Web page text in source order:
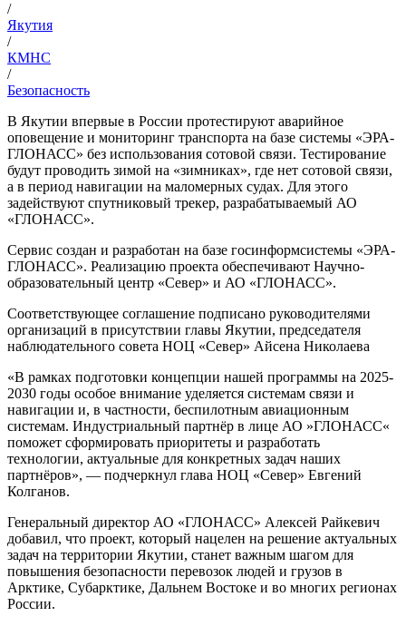
/
Якутия
/
КМНС
/
Безопасность
В Якутии впервые в России протестируют аварийное
оповещение и мониторинг транспорта на базе системы «ЭРА-
ГЛОНАСС» без использования сотовой связи. Тестирование
будут проводить зимой на «зимниках», где нет сотовой связи,
а в период навигации на маломерных судах. Для этого
задействуют спутниковый трекер, разрабатываемый АО
«ГЛОНАСС».
Сервис создан и разработан на базе госинформсистемы «ЭРА-
ГЛОНАСС». Реализацию проекта обеспечивают Научно-
образовательный центр «Север» и АО «ГЛОНАСС».
Соответствующее соглашение подписано руководителями
организаций в присутствии главы Якутии, председателя
наблюдательного совета НОЦ «Север» Айсена Николаева
«В рамках подготовки концепции нашей программы на 2025-
2030 годы особое внимание уделяется системам связи и
навигации и, в частности, беспилотным авиационным
системам. Индустриальный партнёр в лице АО »ГЛОНАСС«
поможет сформировать приоритеты и разработать
технологии, актуальные для конкретных задач наших
партнёров», — подчеркнул глава НОЦ «Север» Евгений
Колганов.
Генеральный директор АО «ГЛОНАСС» Алексей Райкевич
добавил, что проект, который нацелен на решение актуальных
задач на территории Якутии, станет важным шагом для
повышения безопасности перевозок людей и грузов в
Арктике, Субарктике, Дальнем Востоке и во многих регионах
России.